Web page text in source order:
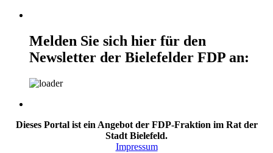
Melden Sie sich hier für den
Newsletter der Bielefelder FDP an:
Dieses Portal ist ein Angebot der FDP-Fraktion im Rat der
Stadt Bielefeld.
Impressum